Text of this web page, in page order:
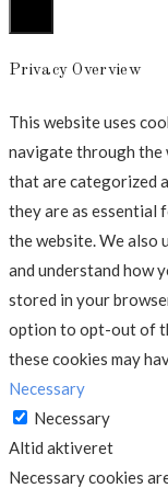
Privacy Overview
This website uses
navigate through the
that are categorized
they are as
the website. We also
and understand how
stored in your
option to opt-out of
these cookies may
Necessary
Necessary
Altid aktiveret
Necessary cookies